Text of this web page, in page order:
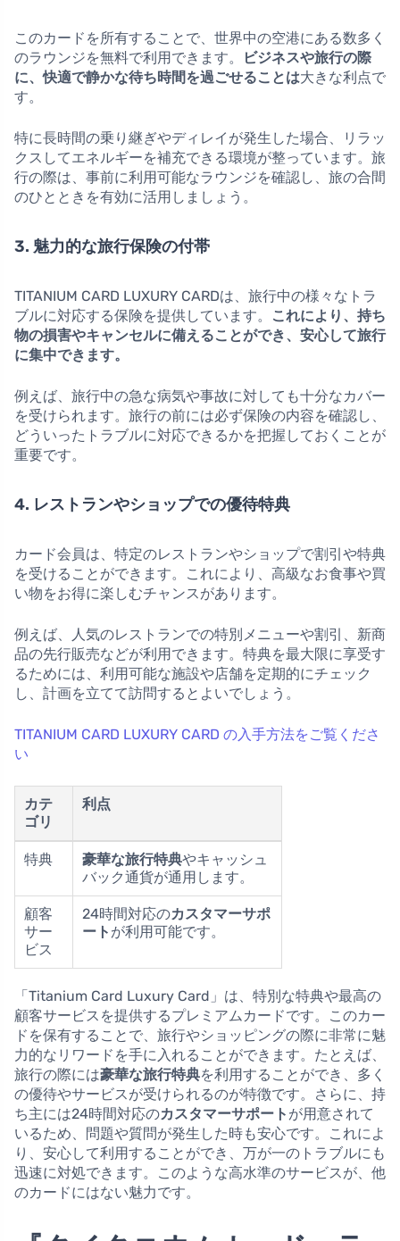
このカードを所有することで、世界中の空港にある数多く
のラウンジを無料で利用できます。
ビジネスや旅行の際
に、快適で静かな待ち時間を過ごせることは大きな利点で
す。
特に長時間の乗り継ぎやディレイが発生した場合、リラッ
クスしてエネルギーを補充できる環境が整っています。旅
行の際は、事前に利用可能なラウンジを確認し、旅の合間
のひとときを有効に活用しましょう。
3. 魅力的な旅行保険の付帯
TITANIUM CARD LUXURY CARDは、旅行中の様々なトラ
ブルに対応する保険を提供しています。
これにより、持ち
物の損害やキャンセルに備えることができ、安心して旅行
に集中できます。
例えば、旅行中の急な病気や事故に対しても十分なカバー
を受けられます。旅行の前には必ず保険の内容を確認し、
どういったトラブルに対応できるかを把握しておくことが
重要です。
4. レストランやショップでの優待特典
カード会員は、特定のレストランやショップで割引や特典
を受けることができます。これにより、高級なお食事や買
い物をお得に楽しむチャンスがあります。
例えば、人気のレストランでの特別メニューや割引、新商
品の先行販売などが利用できます。特典を最大限に享受す
るためには、利用可能な施設や店舗を定期的にチェック
し、計画を立てて訪問するとよいでしょう。
TITANIUM CARD LUXURY CARD の入手方法をご覧くださ
い
カテ
ゴリ
利点
特典 豪華な旅行特典やキャッシュ
バック通貨が通用します。
顧客
サー
ビス
24時間対応のカスタマーサポ
ート が利用可能です。
「Titanium Card Luxury Card」は、特別な特典や最高の
顧客サービスを提供するプレミアムカードです。このカー
ドを保有することで、旅行やショッピングの際に非常に魅
力的なリワードを手に入れることができます。たとえば、
旅行の際には豪華な旅行特典を利用することができ、多く
の優待やサービスが受けられるのが特徴です。さらに、持
ち主には24時間対応のカスタマーサポート が用意されて
いるため、問題や質問が発生した時も安心です。これによ
り、安心して利用することができ、万が一のトラブルにも
迅速に対処できます。このような高水準のサービスが、他
のカードにはない魅力です。